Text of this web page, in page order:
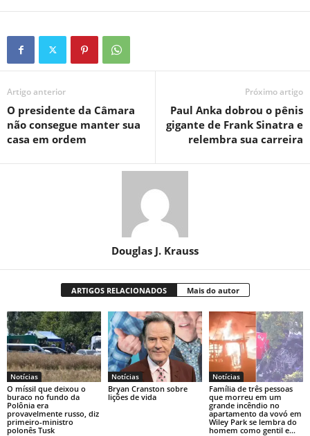
Artigo anterior
O presidente da Câmara
não consegue manter sua
casa em ordem
Próximo artigo
Paul Anka dobrou o pênis
gigante de Frank Sinatra e
relembra sua carreira
Douglas J. Krauss
ARTIGOS RELACIONADOS Mais do autor
Notícias
O míssil que deixou o
buraco no fundo da
Polônia era
provavelmente russo, diz
primeiro-ministro
polonês Tusk
Notícias
Bryan Cranston sobre
lições de vida
Notícias
Família de três pessoas
que morreu em um
grande incêndio no
apartamento da vovó em
Wiley Park se lembra do
homem como gentil e...